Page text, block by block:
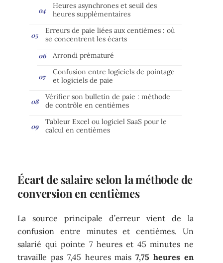
Heures asynchrones et seuil des
heures supplémentaires
Erreurs de paie liées aux centièmes : où
se concentrent les écarts
Arrondi prématuré
Confusion entre logiciels de pointage
et logiciels de paie
Vérifier son bulletin de paie : méthode
de contrôle en centièmes
Tableur Excel ou logiciel SaaS pour le
calcul en centièmes
Écart de salaire selon la méthode de
conversion en centièmes
La source principale d’erreur vient de la
confusion entre minutes et centièmes. Un
salarié qui pointe 7 heures et 45 minutes ne
travaille pas 7,45 heures mais7,75 heures en